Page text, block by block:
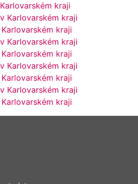
kraji
Karlovarském kraji
kraji
Karlovarském kraji
kraji
Karlovarském kraji
kraji
Karlovarském kraji
kraji